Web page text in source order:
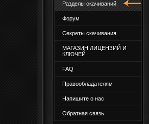
Разделы скачиваний
Форум
Секреты скачивания
МАГАЗИН ЛИЦЕНЗИЙ И
КЛЮЧЕЙ
FAQ
Правообладателям
Напишите о нас
Обратная связь